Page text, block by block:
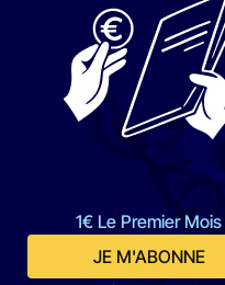
1€ Le Premier Mois
JE M'ABONNE